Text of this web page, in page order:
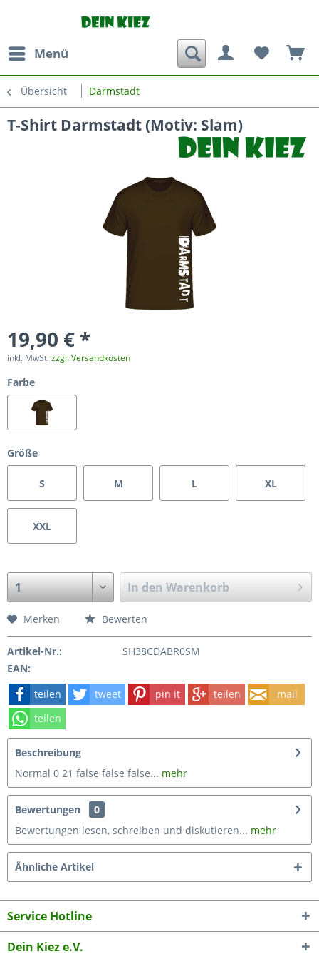
Menü
Übersicht Darmstadt
T-Shirt Darmstadt (Motiv: Slam)
19,90 € *
inkl. MwSt.zzgl. Versandkosten
Farbe
Größe
S M L XL
XXL
In den Warenkorb
Merken Bewerten
Artikel-Nr.:
SH38CDABR0SM
EAN:
teilen
tweet pin it teilen
mail
teilen
Beschreibung
Normal 0 21 false false false... mehr
Bewertungen
0
Bewertungen lesen, schreiben und diskutieren... mehr
Ähnliche Artikel
Service Hotline
Dein Kiez e.V.